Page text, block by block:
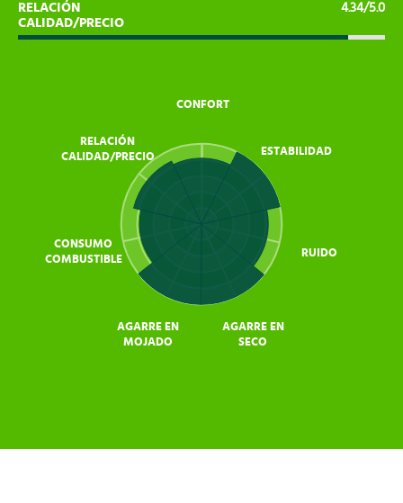
RELACIÓN
CALIDAD/PRECIO
4.34/5.0
CONFORT
ESTABILIDAD
RUIDO
AGARRE EN
SECO
AGARRE EN
MOJADO
CONSUMO
COMBUSTIBLE
RELACIÓN
CALIDAD/PRECIO